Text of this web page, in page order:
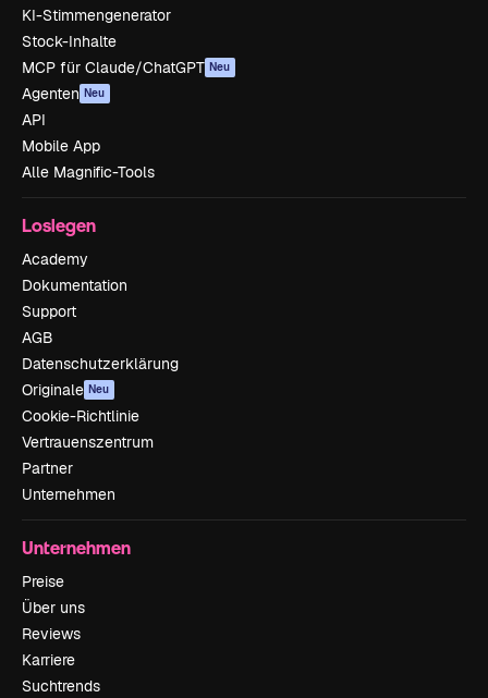
KI-Stimmengenerator
Stock-Inhalte
MCP für Claude/ChatGPT Neu
Agenten Neu
API
Mobile App
Alle Magnific-Tools
Loslegen
Academy
Dokumentation
Support
AGB
Datenschutzerklärung
Originale Neu
Cookie-Richtlinie
Vertrauenszentrum
Partner
Unternehmen
Unternehmen
Preise
Über uns
Reviews
Karriere
Suchtrends